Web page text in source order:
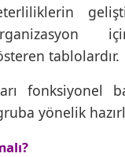
tablolardır.
fonksiyonel
yönelik